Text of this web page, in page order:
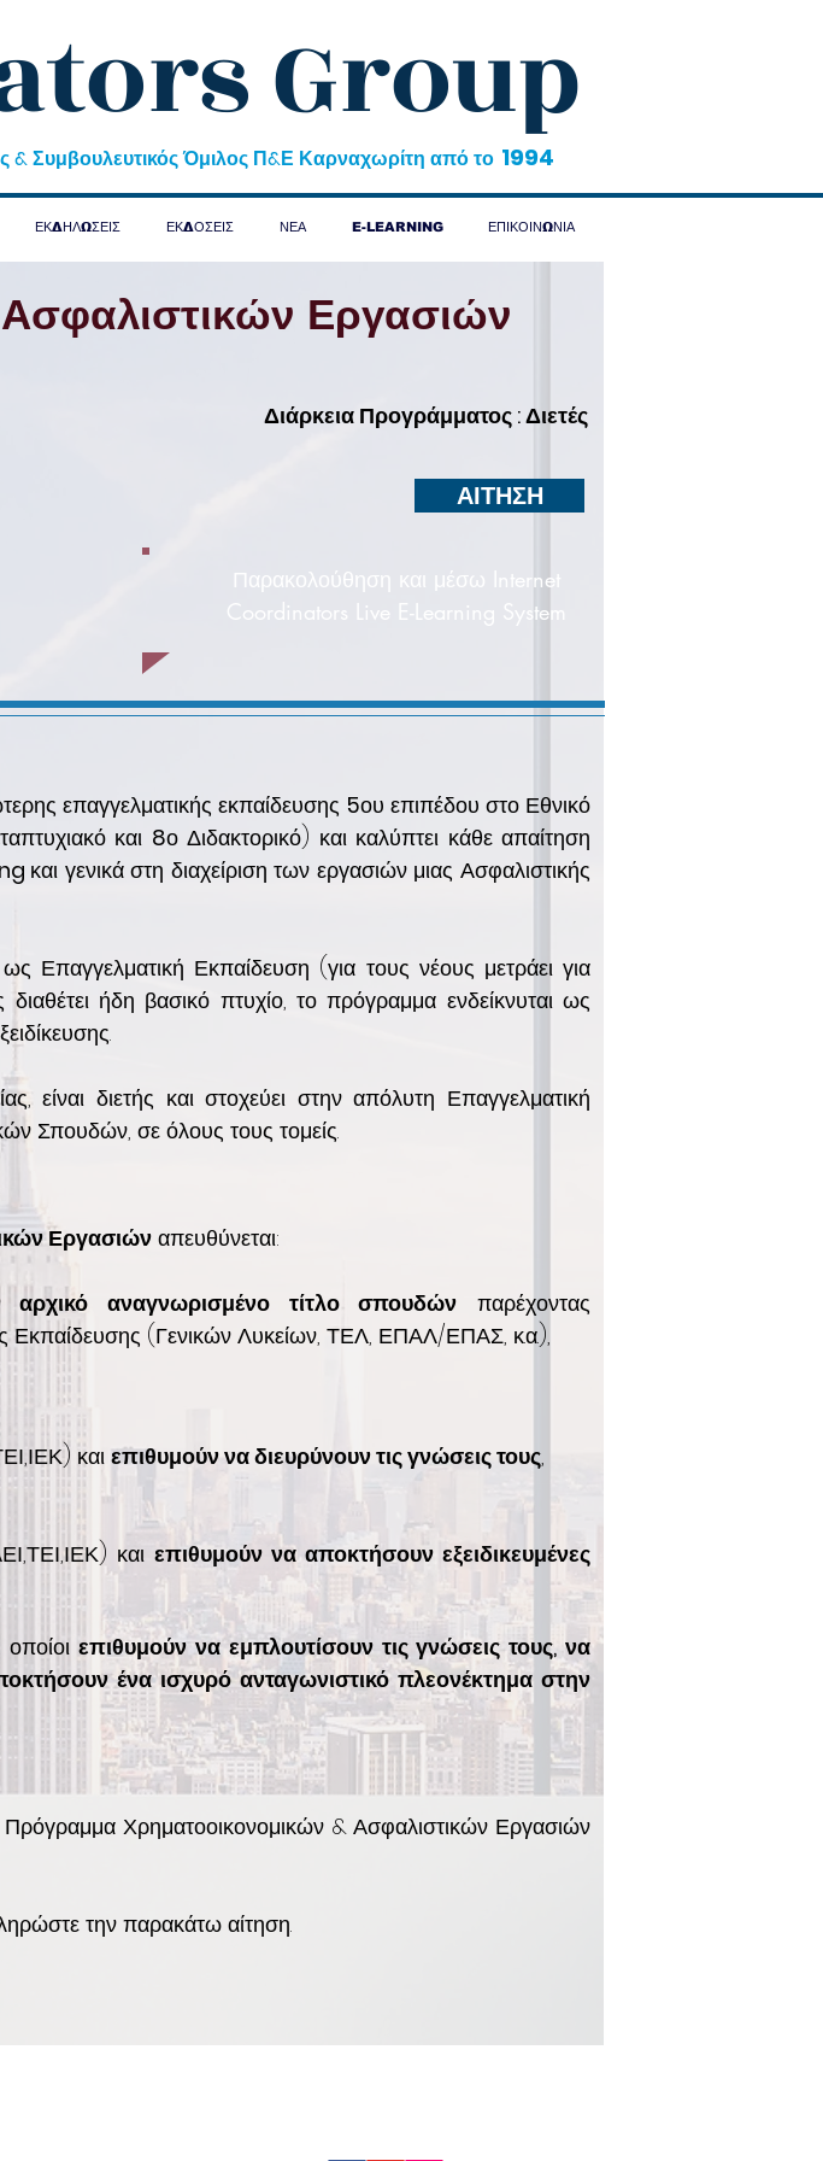
Group
& Συμβουλευτικός Όμιλος Π&Ε Καρναχωρίτη από το 1994
ΕΚΔΗΛΩΣΕΙΣ ΕΚΔΟΣΕΙΣ ΝΕΑ E-LEARNING ΕΠΙΚΟΙΝΩΝΙΑ
Εργασιών
Διάρκεια Προγράμματος : Διετές
ΑΙΤΗΣΗ
Παρακολούθηση και μέσω Internet
Coordinators Live E-Learning System
επαγγελματικής εκπαίδευσης 5ου επιπέδου στο Εθνικό
και 8ο Διδακτορικό) και καλύπτει κάθε απαίτηση
και γενικά στη διαχείριση των εργασιών μιας Ασφαλιστικής
Επαγγελματική Εκπαίδευση (για τους νέους μετράει για
ήδη βασικό πτυχίο, το πρόγραμμα ενδείκνυται ως
είναι διετής και στοχεύει στην απόλυτη Επαγγελματική
Σπουδών, σε όλους τους τομείς.
Εργασιών απευθύνεται:
αναγνωρισμένο τίτλο σπουδών παρέχοντας
Εκπαίδευσης (Γενικών Λυκείων, ΤΕΛ, ΕΠΑΛ/ΕΠΑΣ, κ.α.),
και επιθυμούν να διευρύνουν τις γνώσεις τους,
και επιθυμούν να αποκτήσουν εξειδικευμένες
οποίοιεπιθυμούν να εμπλουτίσουν τις γνώσεις τους, να
ένα ισχυρό ανταγωνιστικό πλεονέκτημα στην
Πρόγραμμα Χρηματοοικονομικών & Ασφαλιστικών Εργασιών
την παρακάτω αίτηση.